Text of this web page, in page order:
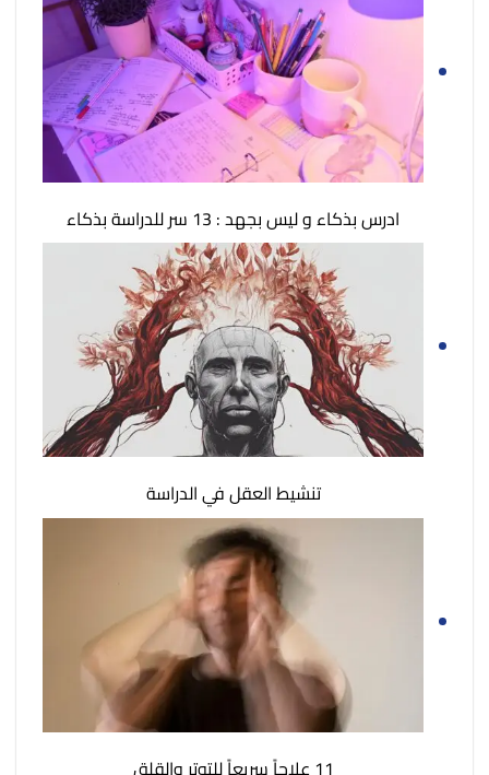
ادرس بذكاء و ليس بجهد : 13 سر للدراسة بذكاء
تنشيط العقل في الدراسة
11 علاجاً سريعاً للتوتر والقلق